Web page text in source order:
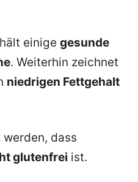
einige gesunde
. Weiterhin zeichnet
niedrigen Fettgehalt
dass
glutenfrei ist.